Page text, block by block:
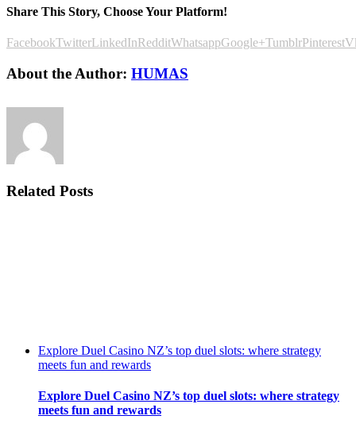
Share This Story, Choose Your Platform!
FacebookTwitterLinkedInRedditWhatsappGoogle+TumblrPinterest
About the Author: HUMAS
Related Posts
Explore Duel Casino NZ’s top duel slots: where strategy
meets fun and rewards
Explore Duel Casino NZ’s top duel slots: where strategy
meets fun and rewards